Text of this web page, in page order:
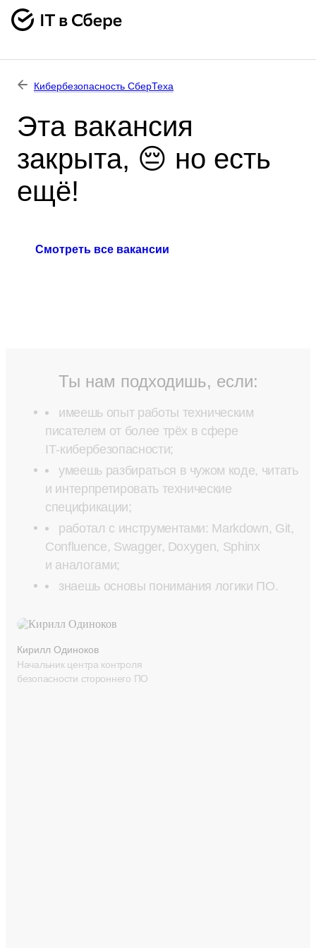
Кибербезопасность СберТеха
Эта вакансия
закрыта, 😔 но есть
ещё!
Смотреть все вакансии
Кирилл Одиноков
Начальник центра контроля
безопасности стороннего ПО
Ты нам подходишь, если:
имеешь опыт работы техническим
писателем от более трёх в сфере
IT‑кибербезопасности;
умеешь разбираться в чужом коде, читать
и интерпретировать технические
спецификации;
работал с инструментами: Markdown, Git,
Confluence, Swagger, Doxygen, Sphinx
и аналогами;
знаешь основы понимания логики ПО.